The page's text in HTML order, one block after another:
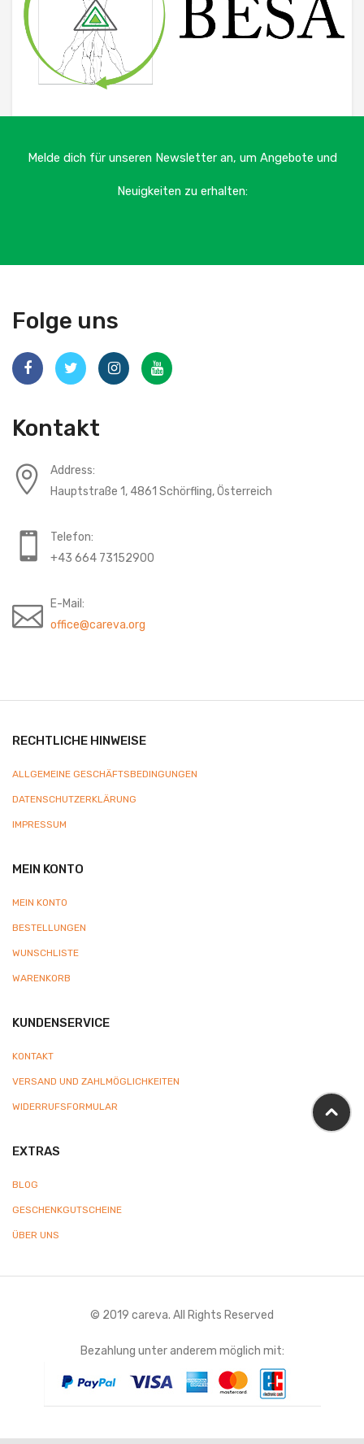
Melde dich für unseren Newsletter an, um Angebote und
Neuigkeiten zu erhalten:
Folge uns
Kontakt
Address:
Hauptstraße 1, 4861 Schörfling, Österreich
Telefon:
+43 664 73152900
E-Mail:
office@careva.org
RECHTLICHE HINWEISE
ALLGEMEINE GESCHÄFTSBEDINGUNGEN
DATENSCHUTZERKLÄRUNG
IMPRESSUM
MEIN KONTO
MEIN KONTO
BESTELLUNGEN
WUNSCHLISTE
WARENKORB
KUNDENSERVICE
KONTAKT
VERSAND UND ZAHLMÖGLICHKEITEN
WIDERRUFSFORMULAR
EXTRAS
BLOG
GESCHENKGUTSCHEINE
ÜBER UNS
© 2019 careva. All Rights Reserved
Bezahlung unter anderem möglich mit: